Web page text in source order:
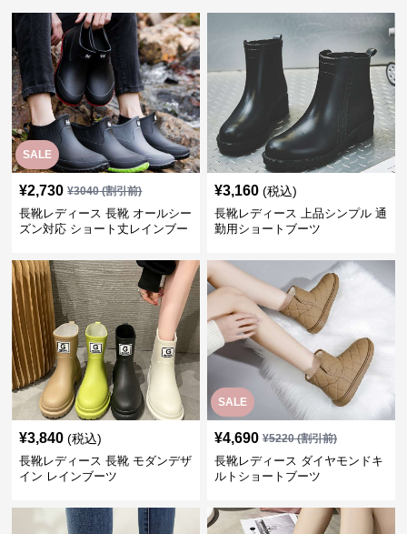
SALE
¥2,730 ¥3040(割引前)
長靴レディース 長靴 オールシー
ズン対応 ショート丈レインブー
¥3,160 (税込)
長靴レディース 上品シンプル 通
勤用ショートブーツ
¥3,840 (税込)
長靴レディース 長靴 モダンデザ
イン レインブーツ
SALE
¥4,690 ¥5220(割引前)
長靴レディース ダイヤモンドキ
ルトショートブーツ